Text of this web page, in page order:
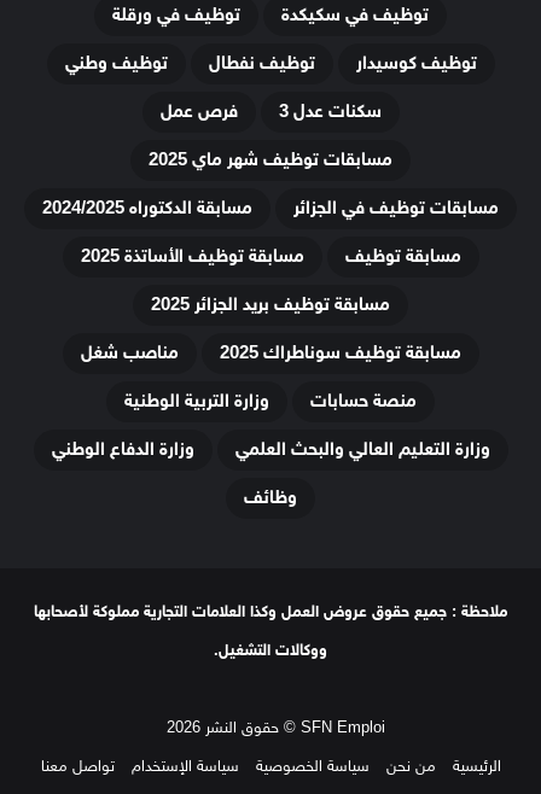
توظيف في سكيكدة
توظيف في ورقلة
توظيف كوسيدار
توظيف نفطال
توظيف وطني
سكنات عدل 3
فرص عمل
مسابقات توظيف شهر ماي 2025
مسابقات توظيف في الجزائر
مسابقة الدكتوراه 2024/2025
مسابقة توظيف
مسابقة توظيف الأساتذة 2025
مسابقة توظيف بريد الجزائر 2025
مسابقة توظيف سوناطراك 2025
مناصب شغل
منصة حسابات
وزارة التربية الوطنية
وزارة التعليم العالي والبحث العلمي
وزارة الدفاع الوطني
وظائف
ملاحظة : جميع حقوق عروض العمل وكذا العلامات التجارية مملوكة لأصحابها
ووكالات التشغيل.
SFN Emploi © حقوق النشر 2026
الرئيسية
من نحن سياسة الخصوصية سياسة الإستخدام
تواصل معنا